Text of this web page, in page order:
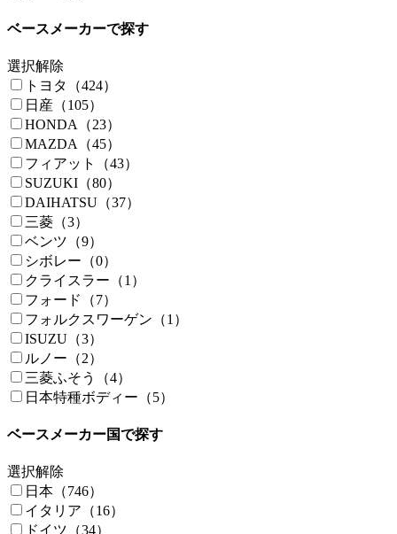
ベースメーカーで探す
選択解除
トヨタ（424）
日産（105）
HONDA（23）
MAZDA（45）
フィアット（43）
SUZUKI（80）
DAIHATSU（37）
三菱（3）
ベンツ（9）
シボレー（0）
クライスラー（1）
フォード（7）
フォルクスワーゲン（1）
ISUZU（3）
ルノー（2）
三菱ふそう（4）
日本特種ボディー（5）
ベースメーカー国で探す
選択解除
日本（746）
イタリア（16）
ドイツ（34）